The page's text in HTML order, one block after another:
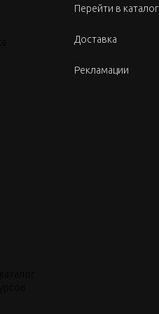
Перейти в каталог
Доставка
Рекламации